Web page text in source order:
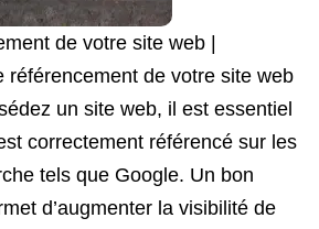
de votre site web |
référencement de votre site web
un site web, il est essentiel
correctement référencé sur les
tels que Google. Un bon
d’augmenter la visibilité de